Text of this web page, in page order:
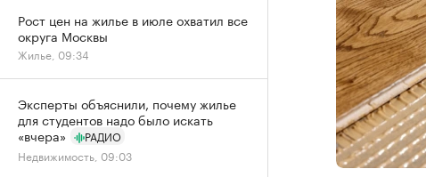
Рост цен на жилье в июле охватил все
округа Москвы
Жилье, 09:34
Эксперты объяснили, почему жилье
для студентов надо было искать
«вчера»
РАДИО
Недвижимость, 09:03